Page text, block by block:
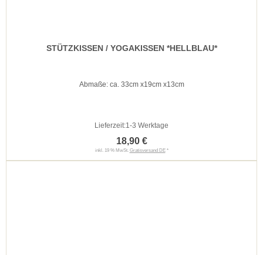
STÜTZKISSEN / YOGAKISSEN *HELLBLAU*
Abmaße: ca. 33cm x19cm x13cm
Lieferzeit:1-3 Werktage
18,90 €
inkl. 19 % MwSt. Gratisversand DE*